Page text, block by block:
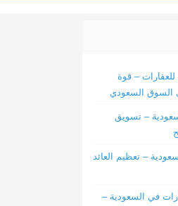
للعقارات – قوة
السوق السعودي
– تسويق
– تعظيم العائد
في السعودية –